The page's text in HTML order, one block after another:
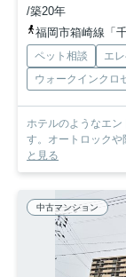
/築20年
福岡市箱崎線「
ペット相談 エ
ウォークインクロ
ホテルのようなエン
す。オートロック
と見る
中古マンション